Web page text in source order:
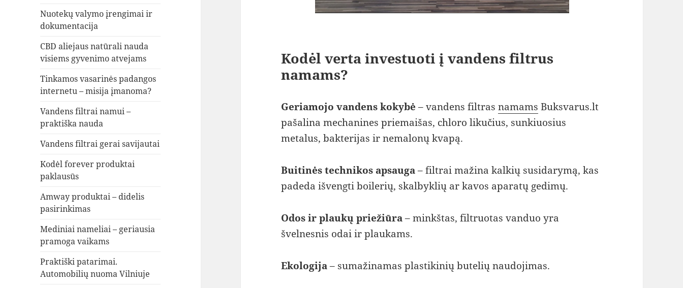
Nuotekų valymo įrengimai ir
dokumentacija
CBD aliejaus natūrali nauda
visiems gyvenimo atvejams
Tinkamos vasarinės padangos
internetu – misija įmanoma?
Vandens filtrai namui –
praktiška nauda
Vandens filtrai gerai savijautai
Kodėl forever produktai
paklausūs
Amway produktai – didelis
pasirinkimas
Mediniai nameliai – geriausia
pramoga vaikams
Praktiški patarimai.
Automobilių nuoma Vilniuje
Kodėl verta investuoti į vandens filtrus
namams?
Geriamojo vandens kokybė – vandens filtrasnamams Buksvarus.lt
pašalina mechanines priemaišas, chloro likučius, sunkiuosius
metalus, bakterijas ir nemalonų kvapą.
Buitinės technikos apsauga– filtrai mažina kalkių susidarymą, kas
padeda išvengti boilerių, skalbyklių ar kavos aparatų gedimų.
Odos ir plaukų priežiūra– minkštas, filtruotas vanduo yra
švelnesnis odai ir plaukams.
Ekologija– sumažinamas plastikinių butelių naudojimas.